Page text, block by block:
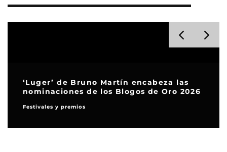
‘Luger’ de Bruno Martín encabeza las
nominaciones de los Blogos de Oro 2026
Festivales y premios